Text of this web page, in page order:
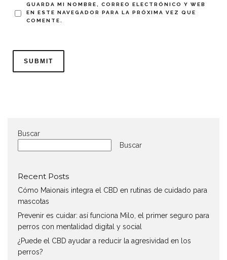
GUARDA MI NOMBRE, CORREO ELECTRÓNICO Y WEB
EN ESTE NAVEGADOR PARA LA PRÓXIMA VEZ QUE
COMENTE.
Buscar
Buscar
Recent Posts
Cómo Maionais integra el CBD en rutinas de cuidado para
mascotas
Prevenir es cuidar: así funciona Milo, el primer seguro para
perros con mentalidad digital y social
¿Puede el CBD ayudar a reducir la agresividad en los
perros?